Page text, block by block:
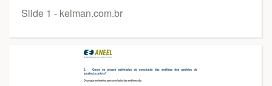
Slide 1 - kelman.com.br